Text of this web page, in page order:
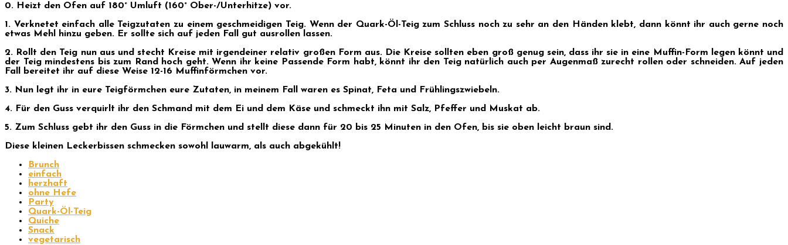
0. Heizt den Ofen auf 180° Umluft (160° Ober-/Unterhitze) vor.
1. Verknetet einfach alle Teigzutaten zu einem geschmeidigen Teig. Wenn der Quark-Öl-Teig zum Schluss noch zu sehr an den Händen klebt, dann könnt ihr auch gerne noch
etwas Mehl hinzu geben. Er sollte sich auf jeden Fall gut ausrollen lassen.
2. Rollt den Teig nun aus und stecht Kreise mit irgendeiner relativ großen Form aus. Die Kreise sollten eben groß genug sein, dass ihr sie in eine Muffin-Form legen könnt und
der Teig mindestens bis zum Rand hoch geht. Wenn ihr keine Passende Form habt, könnt ihr den Teig natürlich auch per Augenmaß zurecht rollen oder schneiden. Auf jeden
Fall bereitet ihr auf diese Weise 12-16 Muffinförmchen vor.
3. Nun legt ihr in eure Teigförmchen eure Zutaten, in meinem Fall waren es Spinat, Feta und Frühlingszwiebeln.
4. Für den Guss verquirlt ihr den Schmand mit dem Ei und dem Käse und schmeckt ihn mit Salz, Pfeffer und Muskat ab.
5. Zum Schluss gebt ihr den Guss in die Förmchen und stellt diese dann für 20 bis 25 Minuten in den Ofen, bis sie oben leicht braun sind.
Diese kleinen Leckerbissen schmecken sowohl lauwarm, als auch abgekühlt!
Brunch
einfach
herzhaft
ohne Hefe
Party
Quark-Öl-Teig
Quiche
Snack
vegetarisch